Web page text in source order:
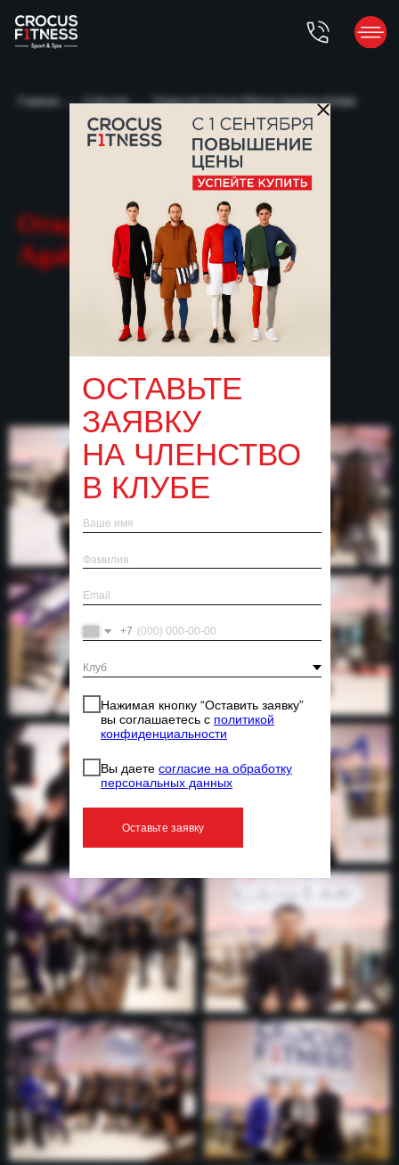
+7
Нажимая кнопку “Оставить заявку”
вы соглашаетесь с политикой
конфиденциальности
Вы даете согласие на обработку
персональных данных
Оставьте заявку
ОСТАВЬТЕ
ЗАЯВКУ
НА ЧЛЕНСТВО
В КЛУБЕ
Главная → События → Открытие Crocus Fitness Аgalarov Еstate
Открытие Crocus Fitness
Аgalarov Еstate